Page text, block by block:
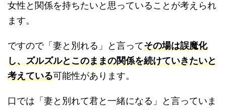
女性と関係を持ちたいと思っていることが考えられ
ます。
ですので「妻と別れる」と言ってその場は誤魔化
し、ズルズルとこのままの関係を続けていきたいと
考えている可能性があります。
口では「妻と別れて君と一緒になる」と言っていま